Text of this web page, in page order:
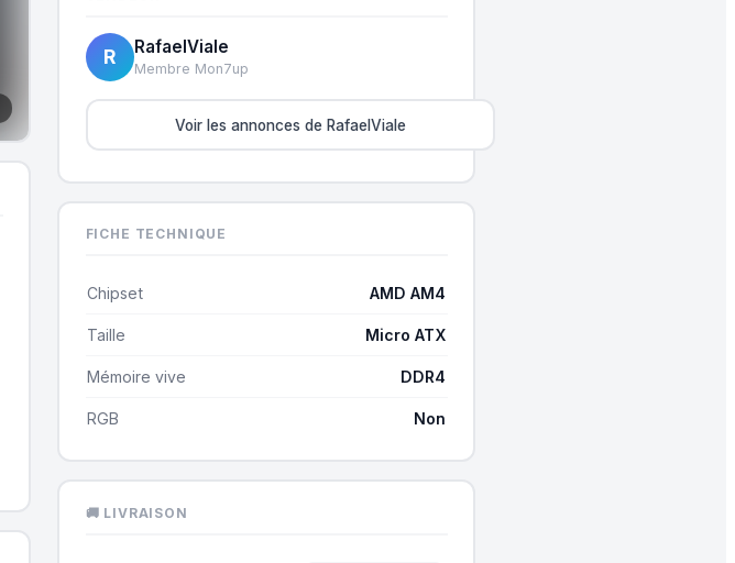
R RafaelViale
Membre Mon7up
Voir les annonces de RafaelViale
FICHE TECHNIQUE
Chipset AMD AM4
Taille Micro ATX
Mémoire vive DDR4
RGB Non
🚚 LIVRAISON